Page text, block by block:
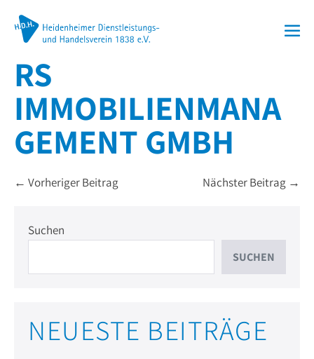
Inhalt
RS
IMMOBILIENMANA
GEMENT GMBH
Beitragsnavigation
← Vorheriger Beitrag Nächster Beitrag →
Suchen
SUCHEN
NEUESTE BEITRÄGE